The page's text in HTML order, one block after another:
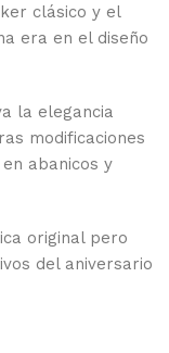
clásico y el
era en el diseño
la elegancia
modificaciones
abanicos y
original pero
del aniversario